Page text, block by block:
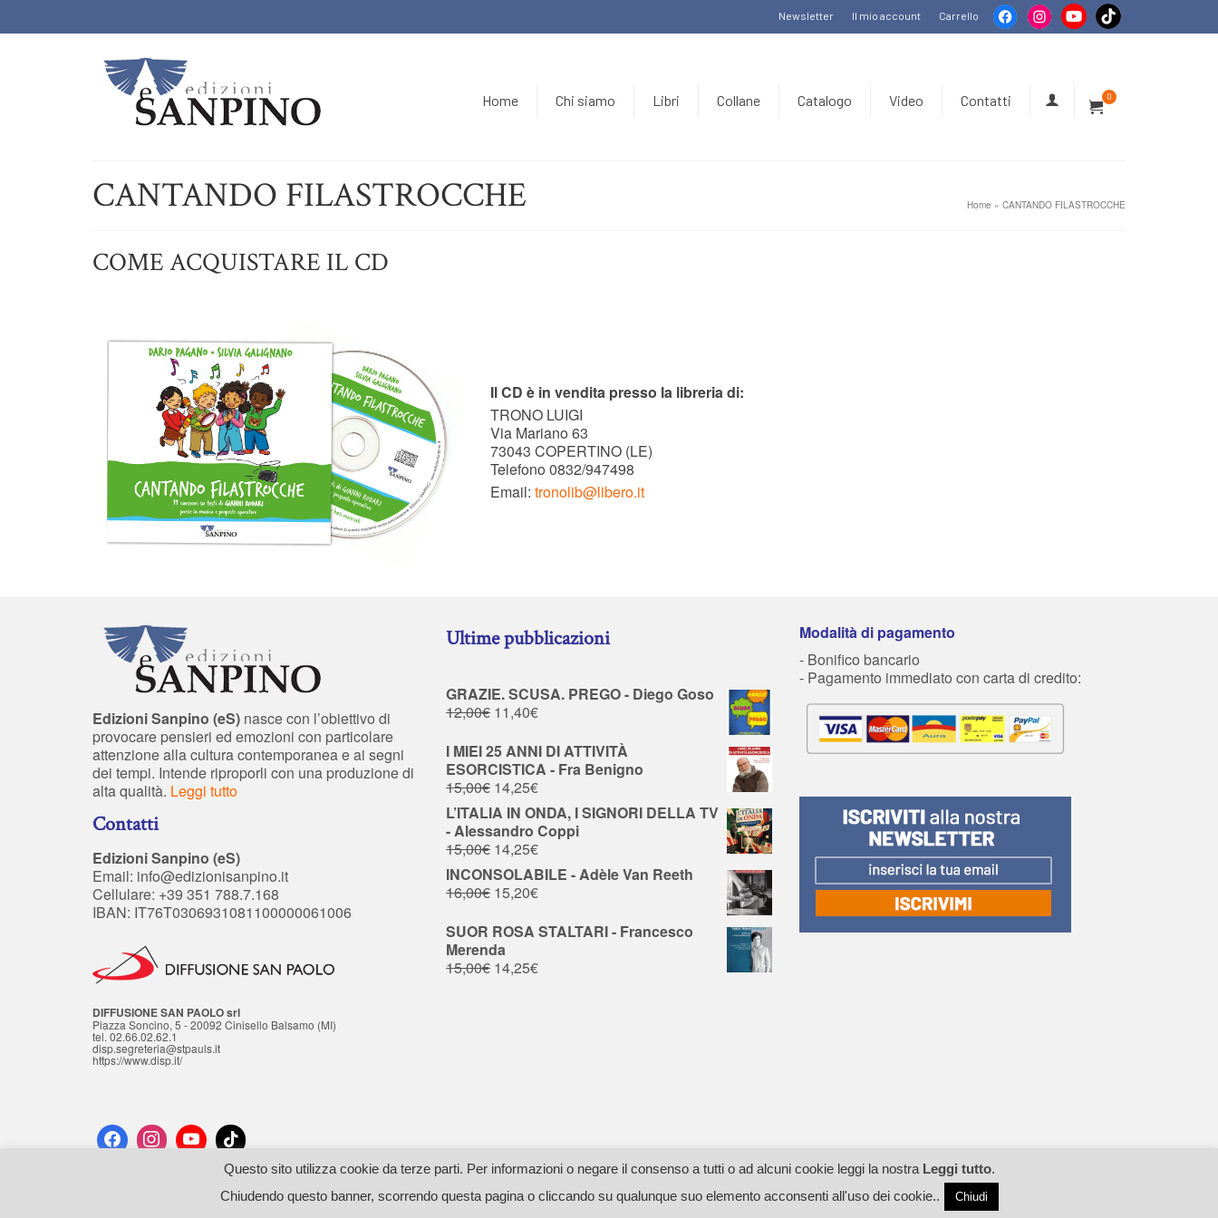
Newsletter Il mio account Carrello
Home Chi siamo Libri Collane Catalogo Video Contatti 0
CANTANDO FILASTROCCHE Home » CANTANDO FILASTROCCHE
COME ACQUISTARE IL CD
Il CD è in vendita presso la libreria di:
TRONO LUIGI
Via Mariano 63
73043 COPERTINO (LE)
Telefono 0832/947498
Email: tronolib@libero.it
Edizioni Sanpino (eS) nasce con l’obiettivo di
provocare pensieri ed emozioni con particolare
attenzione alla cultura contemporanea e ai segni
dei tempi. Intende riproporli con una produzione di
alta qualità. Leggi tutto
Contatti
Edizioni Sanpino (eS)
Email: info@edizionisanpino.it
Cellulare: +39 351 788.7.168
IBAN: IT76T0306931081100000061006
DIFFUSIONE SAN PAOLO srl
Piazza Soncino, 5 - 20092 Cinisello Balsamo (MI)
tel. 02.66.02.62.1
disp.segreteria@stpauls.it
https://www.disp.it/
Ultime pubblicazioni
GRAZIE. SCUSA. PREGO - Diego Goso
12,00€ 11,40€
I MIEI 25 ANNI DI ATTIVITÀ
ESORCISTICA - Fra Benigno
15,00€ 14,25€
L’ITALIA IN ONDA, I SIGNORI DELLA TV
- Alessandro Coppi
15,00€ 14,25€
INCONSOLABILE - Adèle Van Reeth
16,00€ 15,20€
SUOR ROSA STALTARI - Francesco
Merenda
15,00€ 14,25€
Modalità di pagamento
- Bonifico bancario
- Pagamento immediato con carta di credito:
© 2026 Edizioni SANPINO - P.iva: 11962280019 - Cod.Fisc: FLRCST64A42C351E -Privacy - Cookie Policy- Web by adesign
Questo sito utilizza cookie da terze parti. Per informazioni o negare il consenso a tutti o ad alcuni cookie leggi la nostra Leggi tutto.
Chiudendo questo banner, scorrendo questa pagina o cliccando su qualunque suo elemento acconsenti all'uso dei cookie..
Chiudi